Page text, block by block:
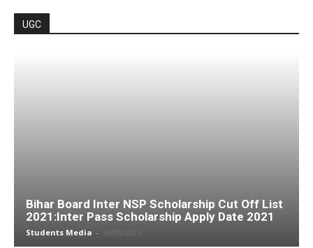
UGC
Bihar Board Inter NSP Scholarship Cut Off List
2021:Inter Pass Scholarship Apply Date 2021
Students Media - 16/05/2021